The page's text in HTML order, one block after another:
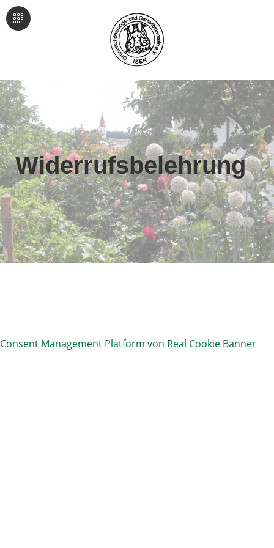
Widerrufsbelehrung
Consent Management Platform von Real Cookie Banner